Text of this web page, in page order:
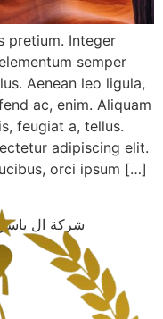
pretium. Integer
semper
Aenean leo ligula,
ac, enim. Aliquam
feugiat a, tellus.
adipiscing elit.
orci ipsum […]
شركة ال ياسر